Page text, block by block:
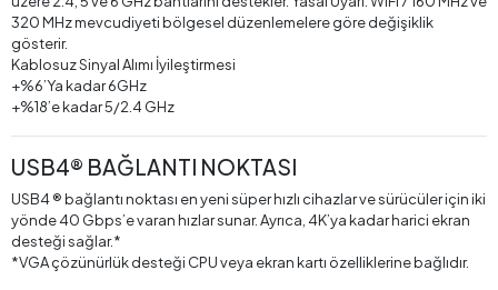
320 MHz mevcudiyeti bölgesel düzenlemelere göre değişiklik
gösterir.
Kablosuz Sinyal Alımı İyileştirmesi
+%6’Ya kadar 6GHz
+%18’e kadar 5/2.4 GHz
USB4® BAĞLANTI NOKTASI
USB4 ® bağlantı noktası en yeni süper hızlı cihazlar ve sürücüler için iki
yönde 40 Gbps’e varan hızlar sunar. Ayrıca, 4K’ya kadar harici ekran
desteği sağlar.*
*VGA çözünürlük desteği CPU veya ekran kartı özelliklerine bağlıdır.